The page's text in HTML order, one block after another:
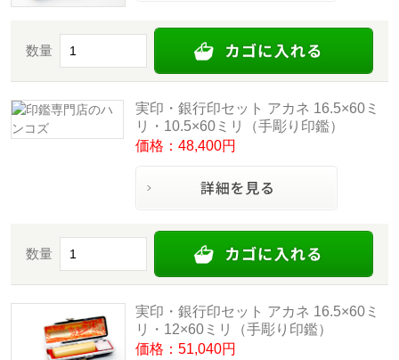
数量
実印・銀行印セット アカネ 16.5×60ミ
リ・10.5×60ミリ（手彫り印鑑）
価格：48,400円
数量
実印・銀行印セット アカネ 16.5×60ミ
リ・12×60ミリ（手彫り印鑑）
価格：51,040円